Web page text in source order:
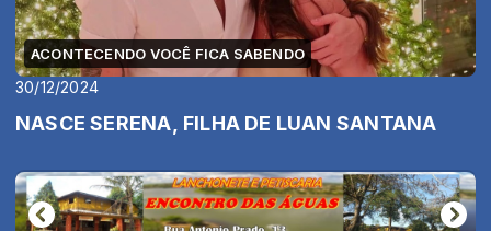
ACONTECENDO VOCÊ FICA SABENDO
30/12/2024
NASCE SERENA, FILHA DE LUAN SANTANA